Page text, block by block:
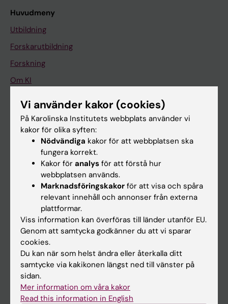
Huvudmeny
Utbildning
Forskarutbildning
Forskning
Om KI
På gång
Nyheter
Kalender
Schema
Studentmejlen
Kurs- och programwebbar
Student på KI
Vi använder kakor (cookies)
På Karolinska Institutets webbplats använder vi
kakor för olika syften:
Nödvändiga kakor för att webbplatsen ska
fungera korrekt.
Kakor för analys för att förstå hur
webbplatsen används.
Marknadsföringskakor för att visa och spåra
relevant innehåll och annonser från externa
plattformar.
Viss information kan överföras till länder utanför EU.
Genom att samtycka godkänner du att vi sparar
cookies.
Du kan när som helst ändra eller återkalla ditt
samtycke via kakikonen längst ned till vänster på
sidan.
Mer information om våra kakor
Read this information in English